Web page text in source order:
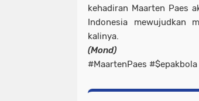
kehadiran Maarten Paes
Indonesia mewujudkan
kalinya.
(Mond)
#MaartenPaes